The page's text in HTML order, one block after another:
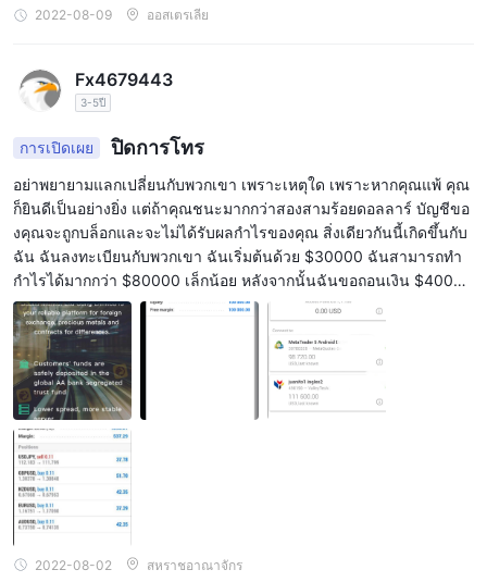
2022-08-09 ออสเตรเลีย
Fx4679443
3-5ปี
การเปิดเผย ปิดการโทร
อย่าพยายามแลกเปลี่ยนกับพวกเขา เพราะเหตุใด เพราะหากคุณแพ้ คุณ
ก็ยินดีเป็นอย่างยิ่ง แต่ถ้าคุณชนะมากกว่าสองสามร้อยดอลลาร์ บัญชีขอ
งคุณจะถูกบล็อกและจะไม่ได้รับผลกำไรของคุณ สิ่งเดียวกันนี้เกิดขึ้นกับ
ฉัน ฉันลงทะเบียนกับพวกเขา ฉันเริ่มต้นด้วย $30000 ฉันสามารถทำ
กำไรได้มากกว่า $80000 เล็กน้อย หลังจากนั้นฉันขอถอนเงิน $40000
หลังจากที่ฉันขอถอนตัว พวกเขาขอให้ฉัน "ให้รูปถ่ายที่มีความละเอียดสู
งของตัวเอง (เซลฟี่) ที่ถือเอกสารประจำตัวของคุณพร้อมวันที่ปัจจุบัน Ca
ng ltd และลายเซ็นของคุณบนกระดาษ" แน่นอน ฉันทำอย่างนั้นและพ
วกเขาอนุมัติ วันรุ่งขึ้นฉันพบว่าบัญชีของฉันถูกบล็อก และฉันไม่เคยได้รั
บอนุมัติการถอนเงิน หลังจากที่ฉันติดต่อพวกเขา พวกเขาปฏิเสธที่จะปล
ดล็อคบัญชีของฉันและจ่ายเงินกำไรของฉัน และไม่อธิบายอะไรให้ฉันท
ราบในแบบฟอร์มใบสมัคร เพื่อช่วยเหลือการเคลมทรัพย์สิน และตอนนี้ฉั
นขอแจ้งพวกคุณทุกคนว่าอย่าหลอกลวงจาก Cang ltd ฉันปฏิเสธที่จะเสี
ยเงินให้กับพวกเขา ฉันขอความช่วยเหลือ
2022-08-02 สหราชอาณาจักร